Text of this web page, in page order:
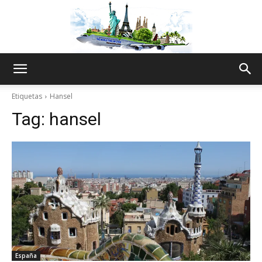
Thru
My
Etiquetas Hansel
Tag: hansel
España